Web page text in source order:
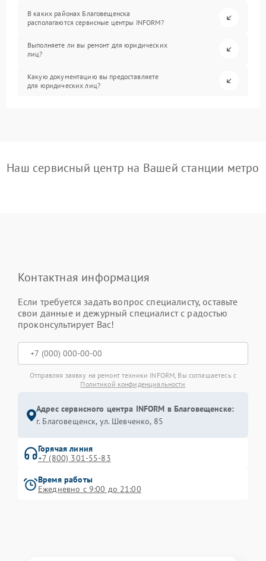
В каких районах Благовещенска
располагаются сервисные центры INFORM?
Выполняете ли вы ремонт для юридических
лиц?
Какую документацию вы предоставляете
для юридических лиц?
Наш сервисный центр на Вашей станции метро
Контактная информация
Если требуется задать вопрос специалисту, оставьте
свои данные и дежурный специалист с радостью
проконсультирует Вас!
Отправляя заявку на ремонт техники INFORM, Вы соглашаетесь с
Политикой конфиденциальности
Адрес сервисного центра INFORM в Благовещенске:
г. Благовещенск, ул. Шевченко, 85
Горячая линия
+7 (800) 301-55-83
Время работы
Ежедневно с 9:00 до 21:00